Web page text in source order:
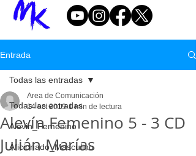
Entrada
Todas las entradas
Alevin_Femenino
Aficionado_Masculino
Todas las entradas
Alevín Femenino 5 - 3 CD
Julián Marías
Area de Comunicación
14 oct 2019 1 min de lectura